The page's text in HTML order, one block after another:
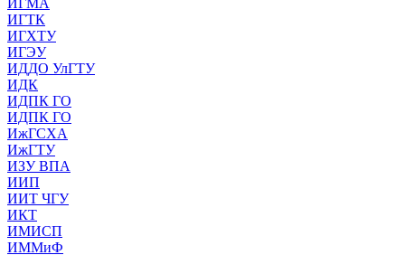
ИГТК
ИГХТУ
ИГЭУ
ИДДО УлГТУ
ИДК
ИДПК ГО
ИДПК ГО
ИжГСХА
ИжГТУ
ИЗУ ВПА
ИИП
ИИТ ЧГУ
ИКТ
ИМИСП
ИММиФ